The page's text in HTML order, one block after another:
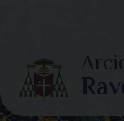
content